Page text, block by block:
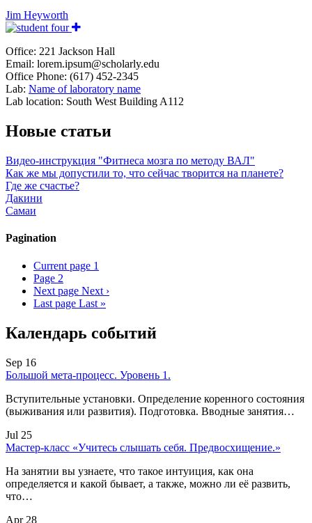
Jim Heyworth
Office: 221 Jackson Hall
Email: lorem.ipsum@scholarly.edu
Office Phone: (617) 452-2345
Lab: Name of laboratory name
Lab location: South West Building A112
Новые статьи
Видео-инструкция "Фитнеса мозга по методу ВАЛ"
Как же мы допустили то, что сейчас творится на планете?
Где же счастье?
Дакини
Самаи
Pagination
Current page 1
Page 2
Next page Next ›
Last page Last »
Календарь событий
Sep 16
Большой мета-процесс. Уровень 1.
Вступительные установки. Определение коренного состояния
(выживания или развития). Подготовка. Вводные занятия…
Jul 25
Мастер-класс «Учитесь слышать себя. Предвосхищение.»
На занятии вы узнаете, что такое интуиция, как она
определяется и какой бывает, а также, можно ли её развить,
что…
Apr 28